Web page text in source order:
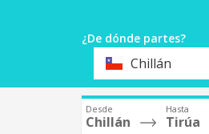
¿De dónde partes?
OrigenChillán
Desde
Chillán
Hasta
Tirúa